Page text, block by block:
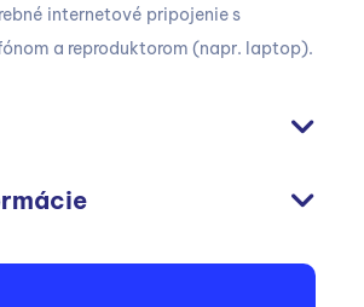
internetové pripojenie s
a reproduktorom (napr. laptop).